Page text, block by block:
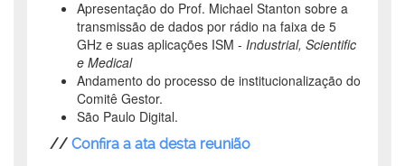
Apresentação do Prof. Michael Stanton sobre a
transmissão de dados por rádio na faixa de 5
GHz e suas aplicações ISM - Industrial, Scientific
e Medical
Andamento do processo de institucionalização do
Comitê Gestor.
São Paulo Digital.
// Confira a ata desta reunião